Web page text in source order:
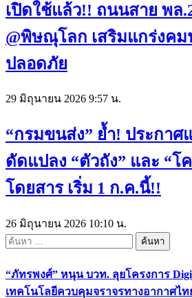
เปิดใช้แล้ว!! ถนนสาย พล
@พิษณุโลก เสริมแกร่งค
ปลอดภัย
29 มิถุนายน 2026 9:57 น.
“กรมขนส่ง” ย้ำ! ประกาศ
ดัดแปลง “ตัวถัง” และ “โ
โดยสาร เริ่ม 1 ก.ค.นี้!!
26 มิถุนายน 2026 10:10 น.
ค้นหา
“ภัทรพงศ์” หนุน บวท. ลุยโครงการ
เทคโนโลยีควบคุมจราจรทางอากาศไท